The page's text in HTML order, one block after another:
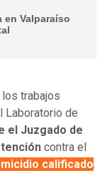
en Valparaíso
los trabajos
Laboratorio de
el Juzgado de
contra el
calificado.